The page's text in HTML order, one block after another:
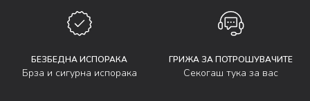
БЕЗБЕДНА ИСПОРАКА
Брза и сигурна испорака
ГРИЖА ЗА ПОТРОШУВАЧИТЕ
Секогаш тука за вас